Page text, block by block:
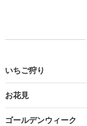
いちご狩り
お花見
ゴールデンウィーク